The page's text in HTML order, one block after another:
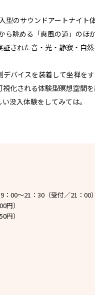
型のサウンドアートナイト
眺める「爽風の道」のほ
された音・光・静寂・自
バイスを装着して坐禅を
化される体験型瞑想空間を
没入体験をしてみては。
00～21：30（受付／21：00）
円）
円）